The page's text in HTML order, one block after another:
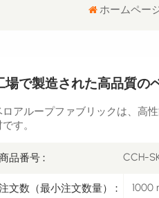
ホームペー
場で製造された高品質の
ロアループファブリックは、高
す。
品番号 : CCH-
文数（最小注文数量） : 1000